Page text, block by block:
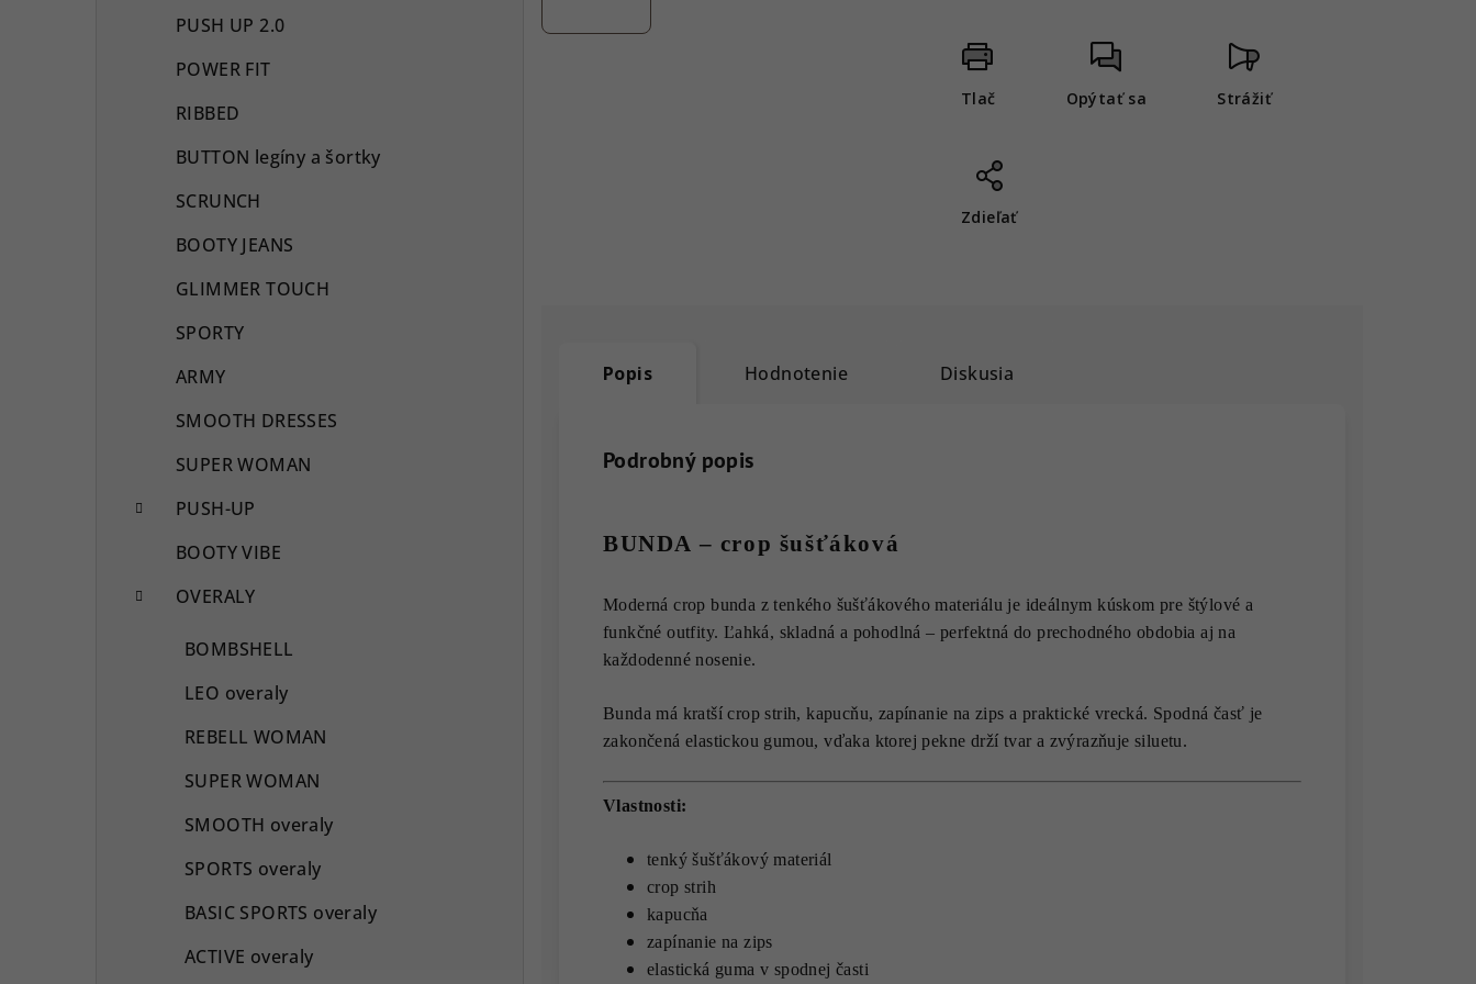
PUSH UP 2.0
POWER FIT
RIBBED
BUTTON legíny a šortky
SCRUNCH
BOOTY JEANS
GLIMMER TOUCH
SPORTY
ARMY
SMOOTH DRESSES
SUPER WOMAN
PUSH-UP
BOOTY VIBE
OVERALY
BOMBSHELL
LEO overaly
REBELL WOMAN
SUPER WOMAN
SMOOTH overaly
SPORTS overaly
BASIC SPORTS overaly
ACTIVE overaly
Tlač Opýtať sa Strážiť
Zdieľať
Popis Hodnotenie Diskusia
Podrobný popis
BUNDA – crop šušťáková
Moderná crop bunda z tenkého šušťákového materiálu je ideálnym kúskom pre štýlové a
funkčné outfity. Ľahká, skladná a pohodlná – perfektná do prechodného obdobia aj na
každodenné nosenie.
Bunda má kratší crop strih, kapucňu, zapínanie na zips a praktické vrecká. Spodná časť je
zakončená elastickou gumou, vďaka ktorej pekne drží tvar a zvýrazňuje siluetu.
Vlastnosti:
tenký šušťákový materiál
crop strih
kapucňa
zapínanie na zips
elastická guma v spodnej časti